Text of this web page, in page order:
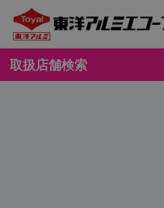
取扱店舗検索